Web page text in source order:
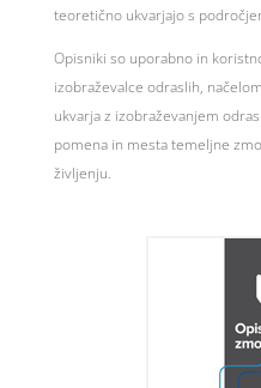
teoretično ukvarjajo s
Opisniki so uporabno in
izobraževalce odraslih,
ukvarja z izobraževanjem
pomena in mesta temeljne
življenju.